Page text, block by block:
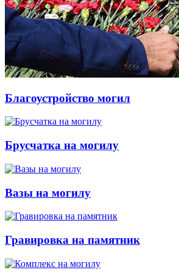
Благоустройство могил
Брусчатка на могилу
Вазы на могилу
Гравировка на памятник